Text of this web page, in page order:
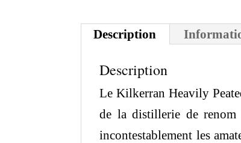
Description
Description
Le Kilkerran Heavily
de la distillerie de
incontestablement les